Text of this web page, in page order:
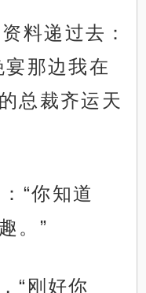
料递过去：
那边我在
总裁齐运天
“你知道
。”
“刚好你